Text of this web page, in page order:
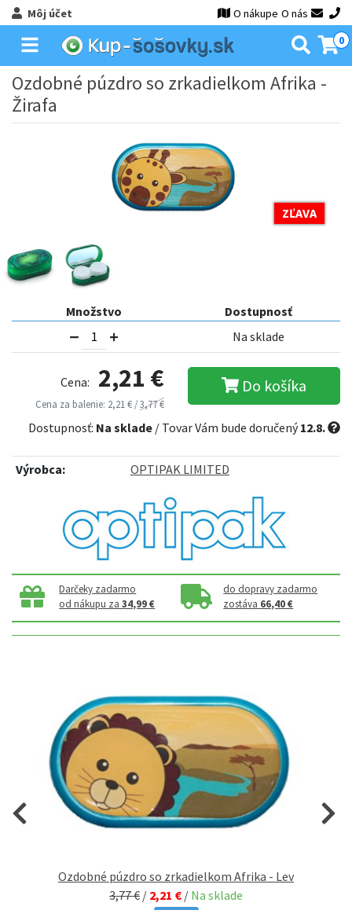
Môj účet O nákupe O nás
0
Ozdobné púzdro so zrkadielkom Afrika -
Žirafa
ZĽAVA
Množstvo
Dostupnosť
Na sklade
Cena: 2,21 €
Cena za balenie: 2,21 € /3,77 €
Do košíka
Dostupnosť: Na sklade / Tovar Vám bude doručený12.8.
Výrobca: OPTIPAK LIMITED
Darčeky zadarmo
od nákupu za34,99 €
do dopravy zadarmo
zostáva 66,40 €
Ozdobné púzdro so zrkadielkom Afrika - Lev
3,77 € / 2,21 € / Na sklade